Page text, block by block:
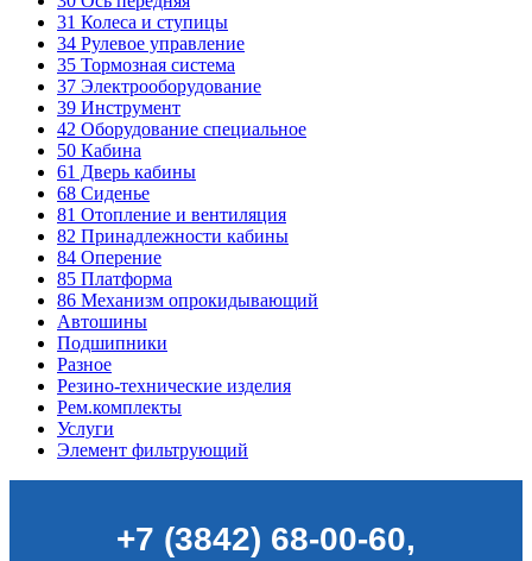
31 Колеса и ступицы
34 Рулевое управление
35 Тормозная система
37 Электрооборудование
39 Инструмент
42 Оборудование специальное
50 Кабина
61 Дверь кабины
68 Сиденье
81 Отопление и вентиляция
82 Принадлежности кабины
84 Оперение
85 Платформа
86 Механизм опрокидывающий
Автошины
Подшипники
Разное
Резино-технические изделия
Рем.комплекты
Услуги
Элемент фильтрующий
+7 (3842) 68-00-60,